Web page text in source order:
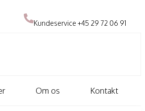
Kundeservice +45 29 72 06 91
Om os Kontakt